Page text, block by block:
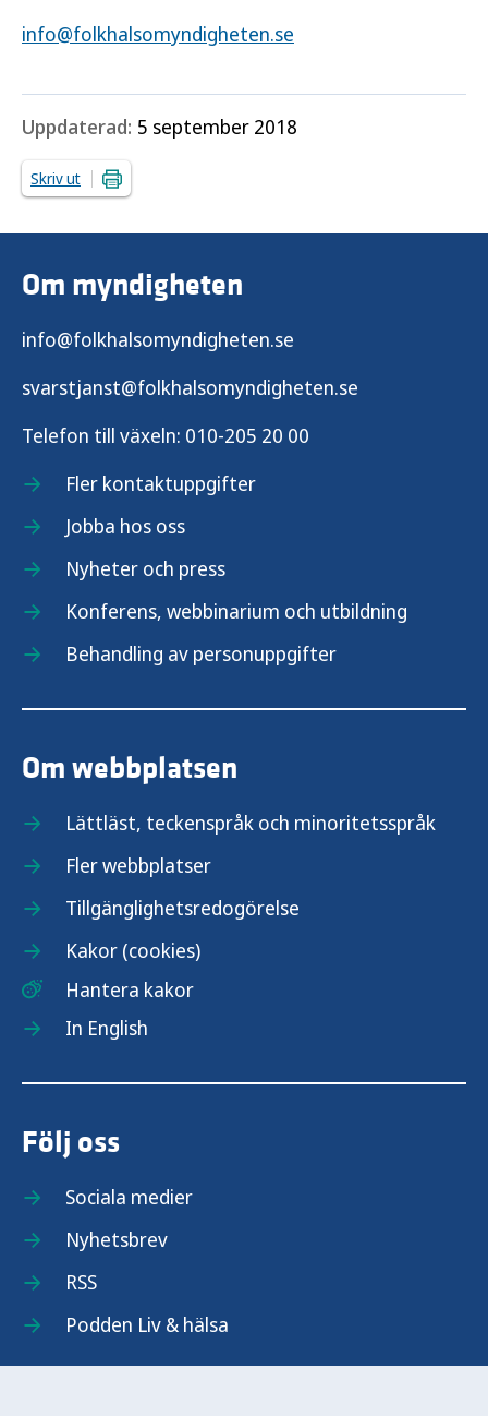
info@folkhalsomyndigheten.se
Uppdaterad: 5 september 2018
Skriv ut
Om myndigheten
info@folkhalsomyndigheten.se
svarstjanst@folkhalsomyndigheten.se
Telefon till växeln: 010-205 20 00
Fler kontaktuppgifter
Jobba hos oss
Nyheter och press
Konferens, webbinarium och utbildning
Behandling av personuppgifter
Om webbplatsen
Lättläst, teckenspråk och minoritetsspråk
Fler webbplatser
Tillgänglighetsredogörelse
Kakor (cookies)
Hantera kakor
In English
Följ oss
Sociala medier
Nyhetsbrev
RSS
Podden Liv & hälsa